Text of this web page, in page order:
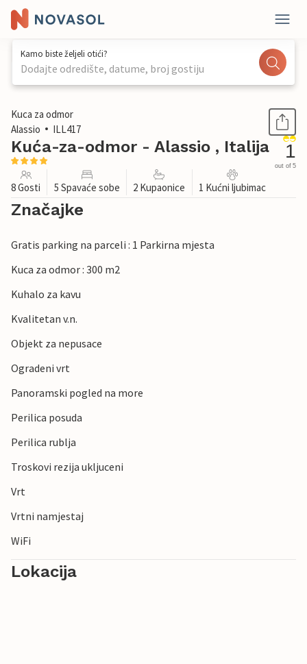
Kamo biste željeli otići?
Dodajte odredište, datume, broj gostiju
1 / 26
Kuca za odmor
Alassio
ILL417
Kuća-za-odmor - Alassio , Italija 1
out of 5
8 Gosti 5 Spavaće sobe 2 Kupaonice 1 Kućni ljubimac
Značajke
Gratis parking na parceli : 1 Parkirna mjesta
Kuca za odmor : 300 m2
Kuhalo za kavu
Kvalitetan v.n.
Objekt za nepusace
Ogradeni vrt
Panoramski pogled na more
Perilica posuda
Perilica rublja
Troskovi rezija ukljuceni
Vrt
Vrtni namjestaj
WiFi
Lokacija